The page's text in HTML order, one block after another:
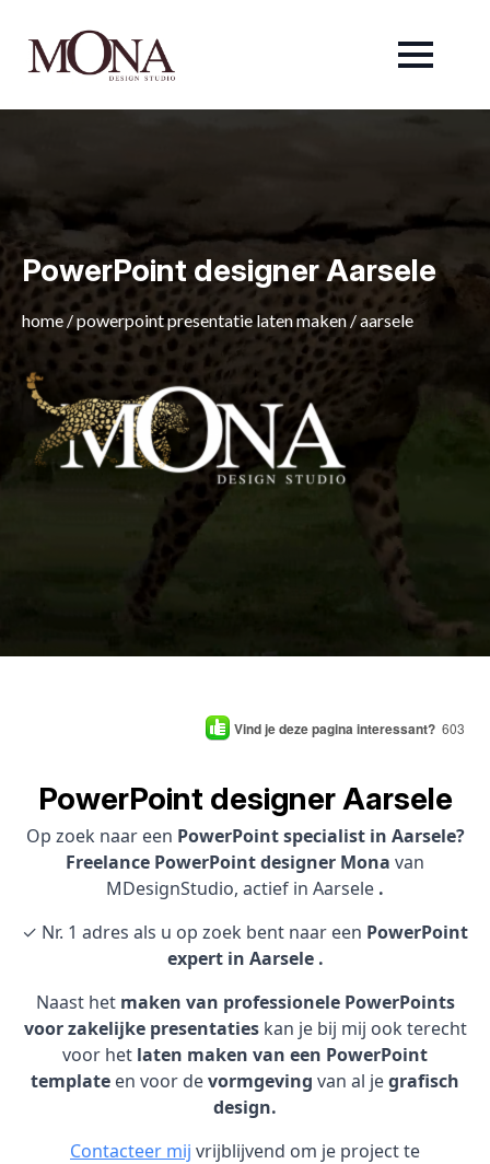
PowerPoint designer Aarsele
home/powerpoint presentatie laten maken /aarsele
Vind je deze pagina interessant? 603
PowerPoint designer Aarsele
Op zoek naar een PowerPoint specialist in Aarsele?
Freelance PowerPoint designer Mona van
MDesignStudio, actief in Aarsele .
✓ Nr. 1 adres als u op zoek bent naar een PowerPoint
expert in Aarsele .
Naast het maken van professionele PowerPoints
voor zakelijke presentatieskan je bij mij ook terecht
voor het laten maken van een PowerPoint
template en voor devormgeving van al jegrafisch
design.
Contacteer mij vrijblijvend om je project te